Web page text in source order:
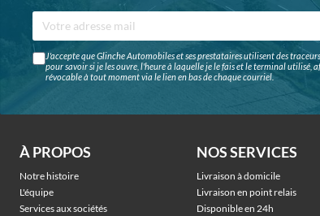
J'accepte que Glinche Automobiles et ses prestataires utilisent des
pour savoir si je les ouvre, l'heure à laquelle je le fais et le terminal utilisé,
révocable à tout moment via le lien en bas de chaque courriel.
À PROPOS
Notre histoire
L'équipe
Services aux sociétés
NOS SERVICES
Livraison à domicile
Livraison en point relais
Disponible en 24h